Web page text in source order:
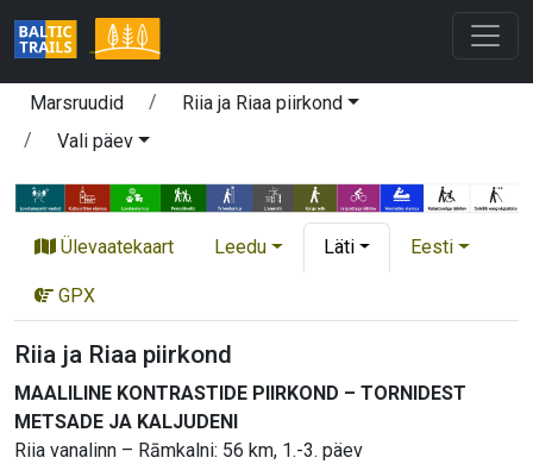
Marsruudid
Riia ja Riaa piirkond
Vali päev
Ülevaatekaart Leedu Läti Eesti
GPX
Riia ja Riaa piirkond
MAALILINE KONTRASTIDE PIIRKOND – TORNIDEST
METSADE JA KALJUDENI
Riia vanalinn – Rāmkalni: 56 km, 1.-3. päev